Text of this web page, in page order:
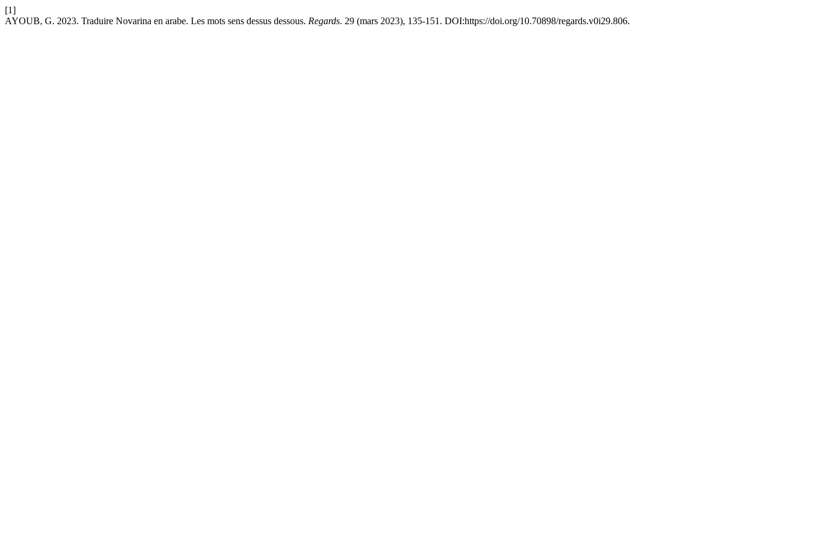
[1]
AYOUB, G. 2023. Traduire Novarina en arabe. Les mots sens dessus dessous. Regards. 29 (mars 2023), 135-151. DOI:https://doi.org/10.70898/regards.v0i29.806.